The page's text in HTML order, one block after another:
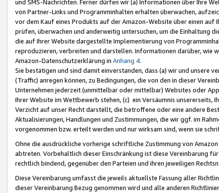
und SMS-Nachrichten. Ferner dürfen wir (a) Informationen über Ihre
von Partner-Links und Programminhalten erhalten überwachen,
vor dem Kauf eines Produkts auf der Amazon-Website über einen
prüfen, überwachen und anderweitig untersuchen, um die Einhaltung
die auf Ihrer Website dargestellte Implementierung von
reproduzieren, verbreiten und darstellen. Informationen darüber, wie
Amazon-Datenschutzerklärung in Anhang 4.
Sie bestätigen und sind damit einverstanden, dass (a) wir und
(Traffic) anregen können, zu Bedingungen, die von den in dieser
Unternehmen jederzeit (unmittelbar oder mittelbar) Websites oder
Ihrer Website im Wettbewerb stehen, (c) ein Versäumnis unsererseits,
Verzicht auf unser Recht darstellt, die betroffene oder eine andere
Aktualisierungen, Handlungen und Zustimmungen, die wir ggf. im
vorgenommen bzw. erteilt werden und nur wirksam sind, wenn sie
Ohne die ausdrückliche vorherige schriftliche Zustimmung von
abtreten. Vorbehaltlich dieser Einschränkung ist diese Vereinbarung
rechtlich bindend, gegenüber den Parteien und ihren jeweiligen
Diese Vereinbarung umfasst die jeweils aktuellste Fassung aller
dieser Vereinbarung Bezug genommen wird und alle anderen